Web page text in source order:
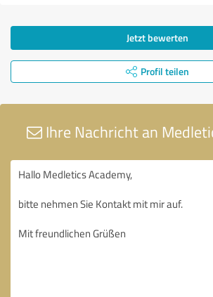
Jetzt bewerten
Profil teilen
Ihre Nachricht an